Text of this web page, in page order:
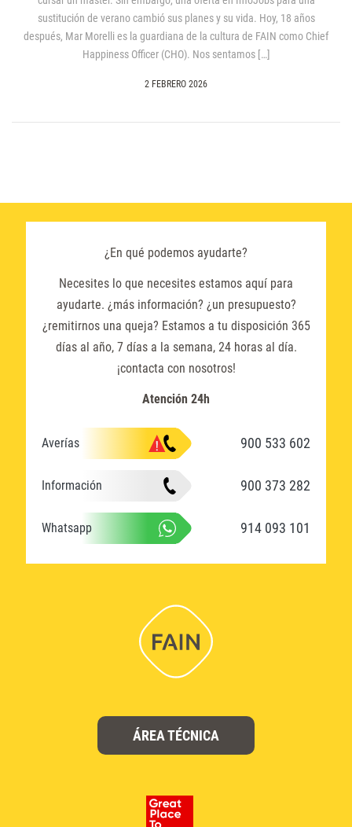
sustitución de verano cambió sus planes y su vida. Hoy, 18 años
después, Mar Morelli es la guardiana de la cultura de FAIN como Chief
Happiness Officer (CHO). Nos sentamos […]
2 FEBRERO 2026
¿En qué podemos ayudarte?
Necesites lo que necesites estamos aquí para
ayudarte. ¿más información? ¿un presupuesto?
¿remitirnos una queja? Estamos a tu disposición 365
días al año, 7 días a la semana, 24 horas al día.
¡contacta con nosotros!
Atención 24h
Averías 900 533 602
Información 900 373 282
Whatsapp 914 093 101
ÁREA TÉCNICA